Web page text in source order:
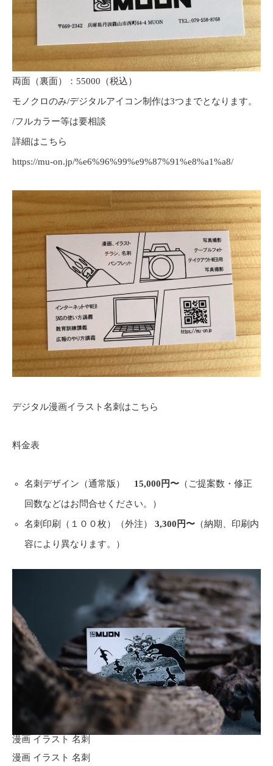
両面（裏面）：55000（税込）
モノクロのみ/デジタルアイコン制作は3つまでとなります。
/フルカラー等は要相談
詳細はこちら
https://mu-on.jp/%e6%96%99%e9%87%91%e8%a1%a8/
デジタル漫画イラスト名刺はこちら
料金表
名刺デザイン（通常版） 15,000円〜（ご提案数・修正
回数などはお問合せください。）
名刺印刷（１００枚）（外注） 3,300円〜（納期、印刷内
容により異なります。）
漫画 イラスト 名刺
漫画 イラスト 名刺